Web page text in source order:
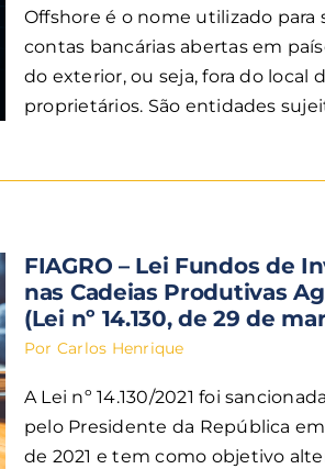
Offshore é o nome utilizado para
contas bancárias abertas em
do exterior, ou seja, fora do local
proprietários. São entidades
FIAGRO – Lei Fundos de
nas Cadeias Produtivas
(Lei nº 14.130, de 29 de
Por Carlos Henrique
A Lei nº 14.130/2021 foi
pelo Presidente da República
de 2021 e tem como objetivo